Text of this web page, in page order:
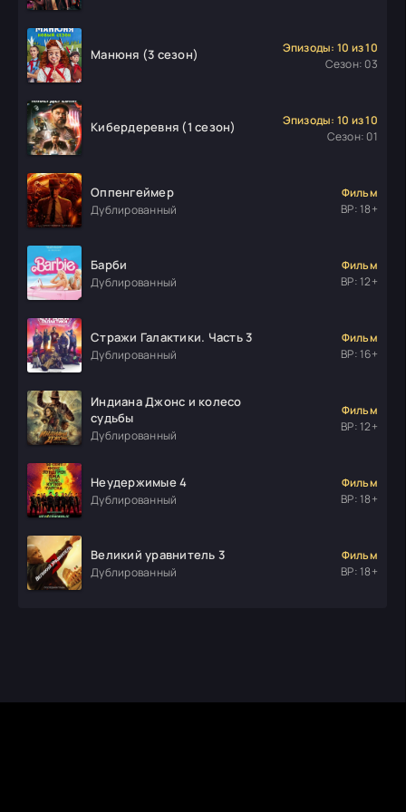
Манюня (3 сезон)
Эпизоды: 10 из 10
Сезон: 03
Кибердеревня (1 сезон)
Эпизоды: 10 из 10
Сезон: 01
Оппенгеймер
Дублированный
Фильм
ВР: 18+
Барби
Дублированный
Фильм
ВР: 12+
Стражи Галактики. Часть 3
Дублированный
Фильм
ВР: 16+
Индиана Джонс и колесо
судьбы
Дублированный
Фильм
ВР: 12+
Неудержимые 4
Дублированный
Фильм
ВР: 18+
Великий уравнитель 3
Дублированный
Фильм
ВР: 18+